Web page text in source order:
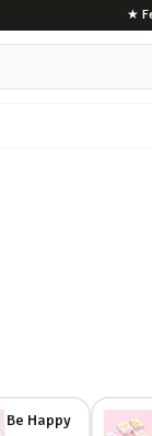
★
Be Happy